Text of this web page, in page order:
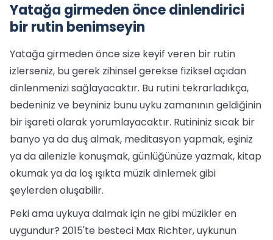
Yatağa girmeden önce dinlendirici
bir rutin benimseyin
Yatağa girmeden önce size keyif veren bir rutin
izlerseniz, bu gerek zihinsel gerekse fiziksel açıdan
dinlenmenizi sağlayacaktır. Bu rutini tekrarladıkça,
bedeniniz ve beyniniz bunu uyku zamanının geldiğinin
bir işareti olarak yorumlayacaktır. Rutininiz sıcak bir
banyo ya da duş almak, meditasyon yapmak, eşiniz
ya da ailenizle konuşmak, günlüğünüze yazmak, kitap
okumak ya da loş ışıkta müzik dinlemek gibi
şeylerden oluşabilir.
Peki ama uykuya dalmak için ne gibi müzikler en
uygundur? 2015'te besteci Max Richter, uykunun